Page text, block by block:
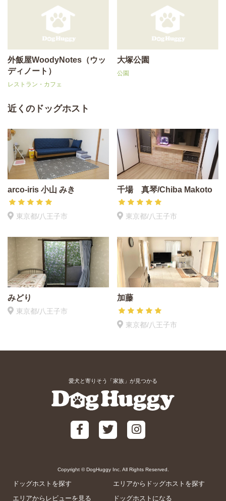
外飯屋WoodyNotes（ウッ
ディノート）
レストラン・カフェ
大塚公園
公園
近くのドッグホスト
arco-iris 小山 みき
東京都/八王子市
千場 真琴/Chiba Makoto
東京都/八王子市
みどり
東京都/八王子市
加藤
東京都/八王子市
愛犬と寄りそう「家族」が見つかる
Copyright © DogHuggy Inc. All Rights Reserved.
ドッグホストを探す
エリアからドッグホストを探す
エリアからレビューを見る
ドッグホストになる